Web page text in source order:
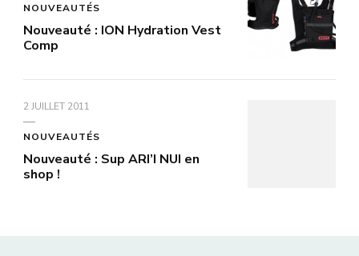
NOUVEAUTÉS
Nouveauté : ION Hydration Vest
Comp
2 JUILLET 2011
NOUVEAUTÉS
Nouveauté : Sup ARI’I NUI en
shop !